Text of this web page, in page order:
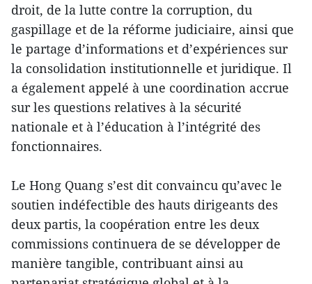
droit, de la lutte contre la corruption, du
gaspillage et de la réforme judiciaire, ainsi que
le partage d’informations et d’expériences sur
la consolidation institutionnelle et juridique. Il
a également appelé à une coordination accrue
sur les questions relatives à la sécurité
nationale et à l’éducation à l’intégrité des
fonctionnaires.
Le Hong Quang s’est dit convaincu qu’avec le
soutien indéfectible des hauts dirigeants des
deux partis, la coopération entre les deux
commissions continuera de se développer de
manière tangible, contribuant ainsi au